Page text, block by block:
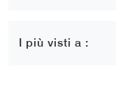
I più visti a :